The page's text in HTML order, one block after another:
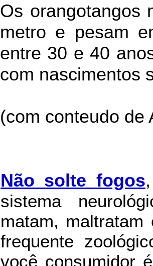
Os orangotangos
metro e pesam
entre 30 e 40
com nascimentos
(com conteudo de
Não solte fogos,
sistema
matam,
frequente
você consumidor